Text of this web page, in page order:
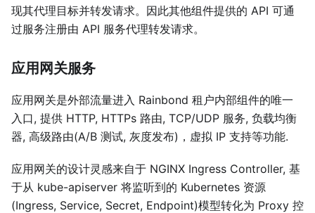
现其代理目标并转发请求。因此其他组件提供的 API 可通
过服务注册由 API 服务代理转发请求。
应用网关服务
应用网关是外部流量进入 Rainbond 租户内部组件的唯一
入口, 提供 HTTP, HTTPs 路由, TCP/UDP 服务, 负载均衡
器, 高级路由(A/B 测试, 灰度发布)，虚拟 IP 支持等功能.
应用网关的设计灵感来自于 NGINX Ingress Controller, 基
于从 kube-apiserver 将监听到的 Kubernetes 资源
(Ingress, Service, Secret, Endpoint)模型转化为 Proxy 控